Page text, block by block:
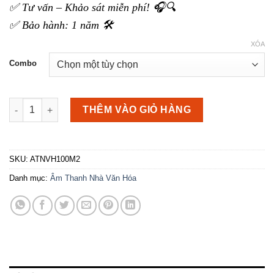
✅ Tư vấn – Khảo sát miễn phí! 🎧🔍
✅ Bảo hành: 1 năm 🛠️
Combo
XÓA
Âm thanh nhà văn hóa 90m2-100m2 số lượng
THÊM VÀO GIỎ HÀNG
SKU: ATNVH100M2
Danh mục: Âm Thanh Nhà Văn Hóa